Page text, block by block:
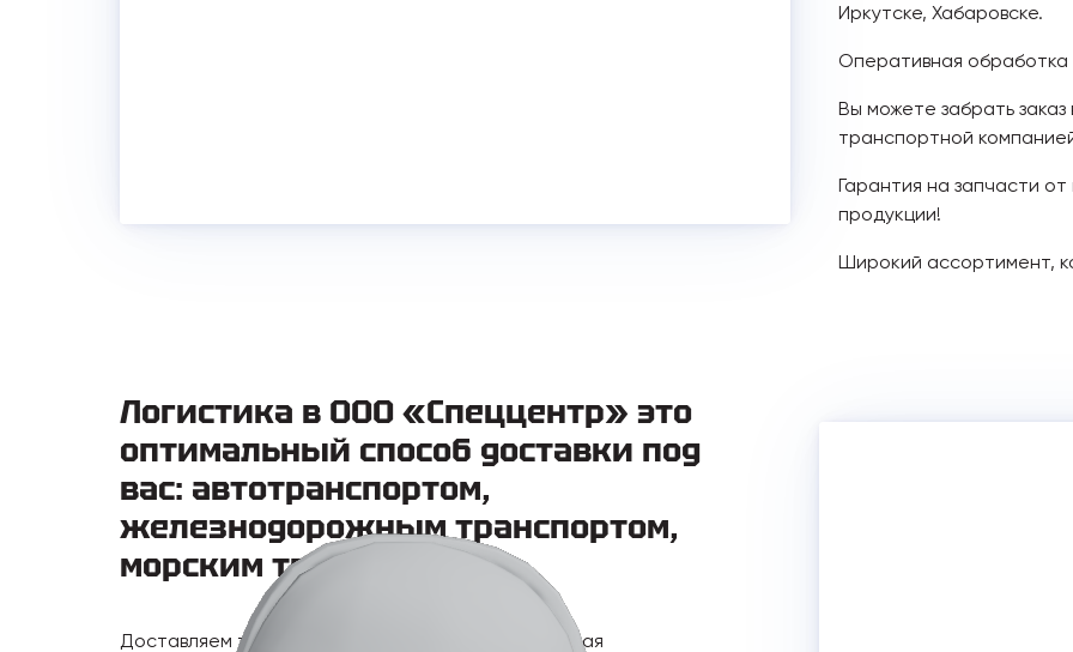
Иркутске, Хабаровске.
Оперативная обработка
Вы можете забрать
транспортной
Гарантия на запчасти
продукции!
Широкий ассортимент,
Логистика в ООО «Спеццентр» это
оптимальный способ доставки под
вас: автотранспортом,
железнодорожным транспортом,
морским транспортом.
Доставляем технику в любую точку России, включая